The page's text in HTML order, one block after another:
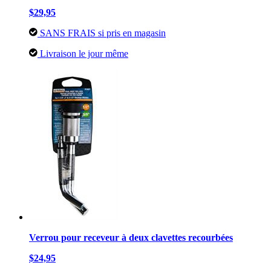
$29,95
SANS FRAIS si pris en magasin
Livraison le jour même
Verrou pour receveur à deux clavettes recourbées
$24,95